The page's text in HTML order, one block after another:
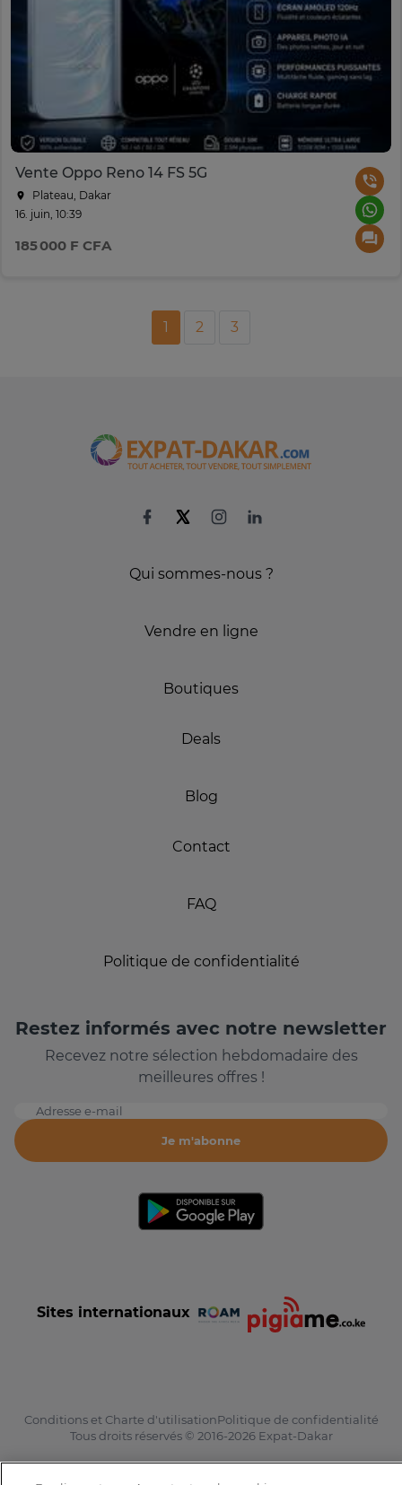
Vente Oppo Reno 14 FS 5G
Plateau, Dakar
16. juin, 10:39
185 000 F CFA
1 2 3
Qui sommes-nous ?
Vendre en ligne
Boutiques
Deals
Blog
Contact
FAQ
Politique de confidentialité
Restez informés avec notre newsletter
Recevez notre sélection hebdomadaire des
meilleures offres !
Adresse e-mail
Je m'abonne
Sites internationaux
Conditions et Charte d'utilisationPolitique de confidentialité
Tous droits réservés © 2016-2026 Expat-Dakar